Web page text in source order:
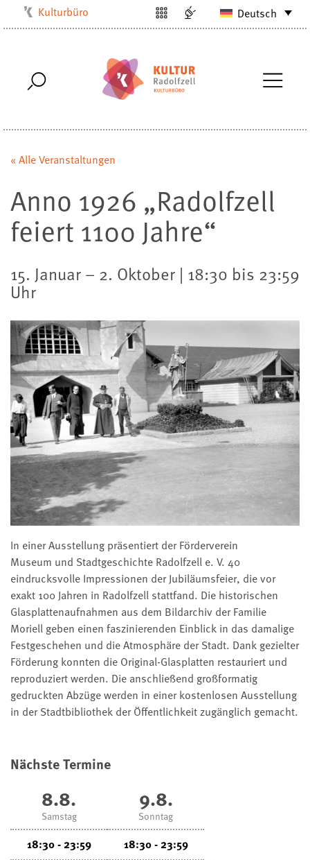
Kulturbüro
Stadtarchiv
Stadtbibliothek
Villa Bosch
Deutsch
« Alle Veranstaltungen
Anno 1926 „Radolfzell
feiert 1100 Jahre“
15. Januar – 2. Oktober | 18:30 bis 23:59
Uhr
In einer Ausstellung präsentiert der Förderverein
Museum und Stadtgeschichte Radolfzell e. V. 40
eindrucksvolle Impressionen der Jubiläumsfeier, die vor
exakt 100 Jahren in Radolfzell stattfand. Die historischen
Glasplattenaufnahmen aus dem Bildarchiv der Familie
Moriell geben einen faszinierenden Einblick in das damalige
Festgeschehen und die Atmosphäre der Stadt. Dank gezielter
Förderung konnten die Original-Glasplatten restauriert und
reproduziert werden. Die anschließend großformatig
gedruckten Abzüge werden in einer kostenlosen Ausstellung
in der Stadtbibliothek der Öffentlichkeit zugänglich gemacht.
Nächste Termine
8.8.
Samstag
18:30 - 23:59
9.8.
Sonntag
18:30 - 23:59